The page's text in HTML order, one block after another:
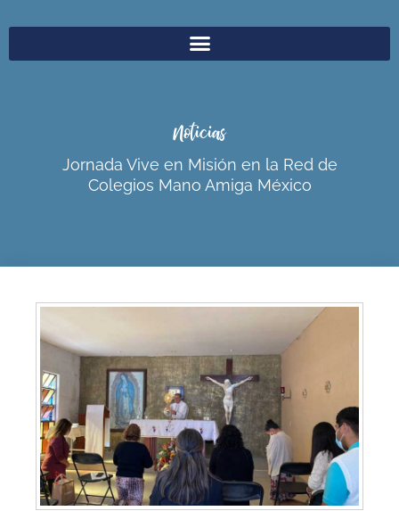
Noticias
Jornada Vive en Misión en la Red de
Colegios Mano Amiga México